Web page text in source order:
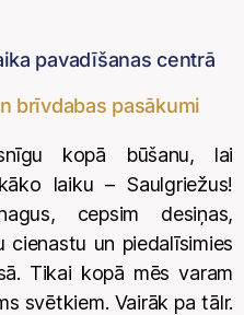
pavadīšanas centrā
brīvdabas pasākumi
kopā būšanu, lai
laiku – Saulgriežus!
cepsim desiņas,
cienastu un piedalīsimies
Tikai kopā mēs varam
svētkiem. Vairāk pa tālr.